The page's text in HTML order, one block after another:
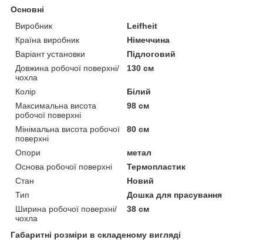
Основні
Виробник
Leifheit
Країна виробник
Німеччина
Варіант установки
Підлоговий
Довжина робочої поверхні/
чохла
130 см
Колір
Білий
Максимальна висота
робочої поверхні
98 см
Мінімальна висота робочої
поверхні
80 см
Опори
метал
Основа робочої поверхні
Термопластик
Стан
Новий
Тип
Дошка для прасування
Ширина робочої поверхні/
чохла
38 см
Габаритні розміри в складеному вигляді